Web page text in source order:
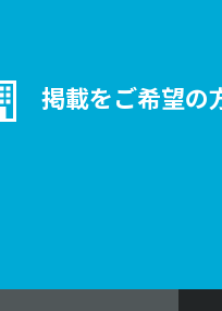
掲載をご希望の